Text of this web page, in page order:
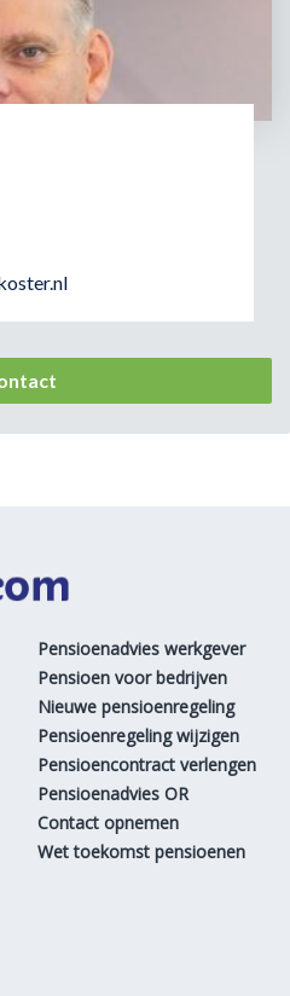
Pensioenadvies werkgever
Pensioen voor bedrijven
Nieuwe pensioenregeling
Pensioenregeling wijzigen
Pensioencontract verlengen
Pensioenadvies OR
Contact opnemen
Wet toekomst pensioenen